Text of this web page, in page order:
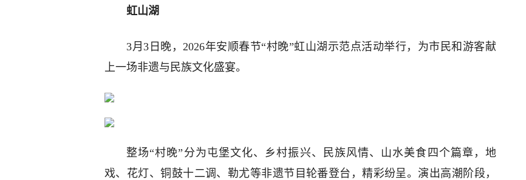
虹山湖
3月3日晚，2026年安顺春节“村晚”虹山湖示范点活动举行，为市民和游客献
上一场非遗与民族文化盛宴。
整场“村晚”分为屯堡文化、乡村振兴、民族风情、山水美食四个篇章，地
戏、花灯、铜鼓十二调、勒尤等非遗节目轮番登台，精彩纷呈。演出高潮阶段，